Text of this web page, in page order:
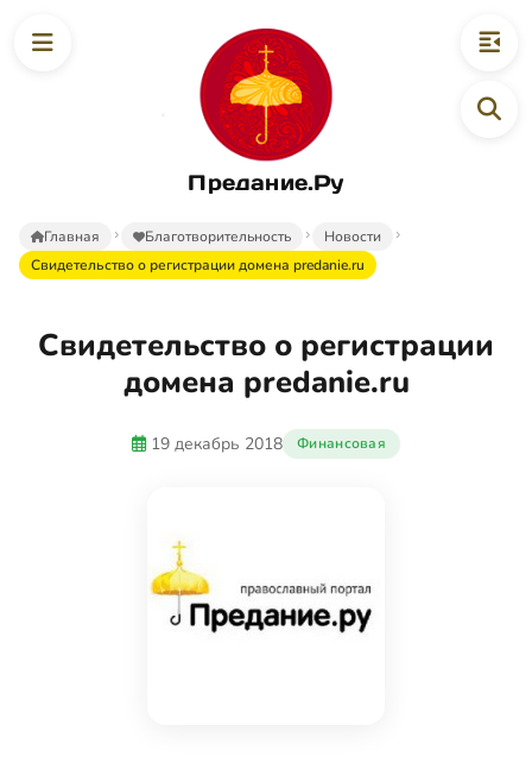
Предание.Ру
Главная Благотворительность
Новости
Свидетельство о регистрации домена predanie.ru
Свидетельство о регистрации
домена predanie.ru
19 декабрь 2018 Финансовая